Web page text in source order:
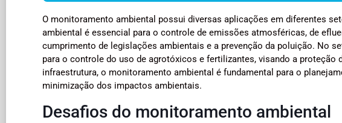
O monitoramento ambiental possui diversas aplicações em diferentes
ambiental é essencial para o controle de emissões atmosféricas, de
cumprimento de legislações ambientais e a prevenção da poluição. No
para o controle do uso de agrotóxicos e fertilizantes, visando a
infraestrutura, o monitoramento ambiental é fundamental para o
minimização dos impactos ambientais.
Desafios do monitoramento ambiental